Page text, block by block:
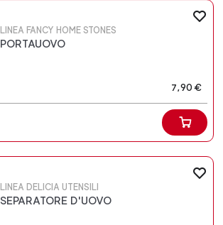
LINEA FANCY HOME STONES
PORTAUOVO
7,90 €
LINEA DELICIA UTENSILI
SEPARATORE D'UOVO